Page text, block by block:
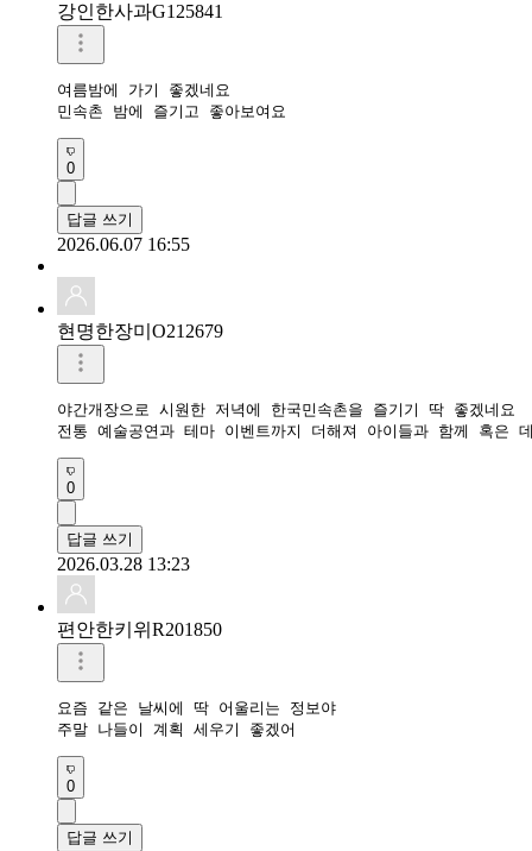
강인한사과G125841
여름밤에 가기 좋겠네요
민속촌 밤에 즐기고 좋아보여요
0
답글 쓰기
2026.06.07 16:55
현명한장미O212679
야간개장으로 시원한 저녁에 한국민속촌을 즐기기 딱 좋겠네요
0
답글 쓰기
2026.03.28 13:23
편안한키위R201850
요즘 같은 날씨에 딱 어울리는 정보야
주말 나들이 계획 세우기 좋겠어
0
답글 쓰기